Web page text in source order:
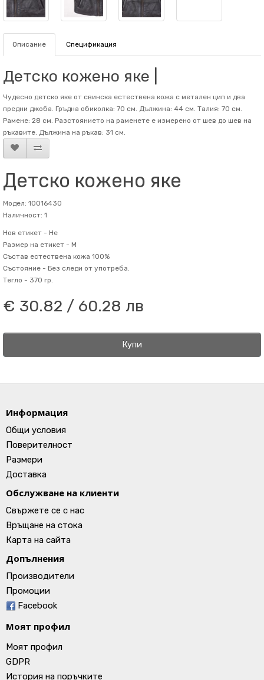
Описание Спецификация
Детско кожено яке |
Чудесно детско яке от свинска естествена кожа с метален цип и два
предни джоба. Гръдна обиколка: 70 см. Дължина: 44 см. Талия: 70 см.
Рамене: 28 см. Разстоянието на раменете е измерено от шев до шев на
ръкавите. Дължина на ръкав: 31 см.
Детско кожено яке
Модел: 10016430
Наличност: 1
Нов етикет - Не
Размер на етикет - M
Състав естествена кожа 100%
Състояние - Без следи от употреба.
Тегло - 370 гр.
€ 30.82 / 60.28 лв
Купи
Информация
Общи условия
Поверителност
Размери
Доставка
Обслужване на клиенти
Свържете се с нас
Връщане на стока
Карта на сайта
Допълнения
Производители
Промоции
Facebook
Моят профил
Моят профил
GDPR
История на поръчките